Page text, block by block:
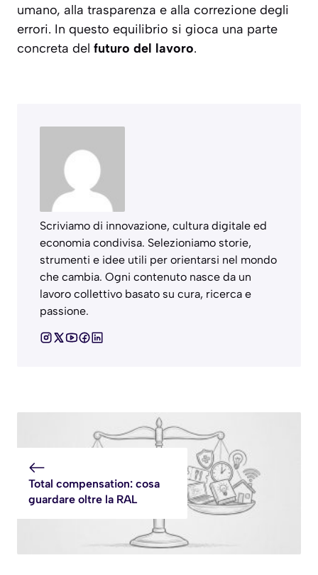
umano, alla trasparenza e alla correzione degli
errori. In questo equilibrio si gioca una parte
concreta del futuro del lavoro.
Scriviamo di innovazione, cultura digitale ed
economia condivisa. Selezioniamo storie,
strumenti e idee utili per orientarsi nel mondo
che cambia. Ogni contenuto nasce da un
lavoro collettivo basato su cura, ricerca e
passione.
Total compensation: cosa
guardare oltre la RAL